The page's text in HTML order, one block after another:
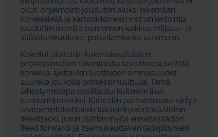
ollut, ohjelmointi jouduttiin aluksi tekemään
konekielellä ja kartonkikoneen instrumentointia
jouduttiin monilta osin ennen kaikkea mittaus- ja
säätötarkkuuksien parantamiseksi uusimaan.
Kokeilut aloitettiin kokonaisvaltaisten
prosessimallien rakentelulla tavoitteena selittää
koneella ajettavien tuotteiden ominaisuudet
suurella joukolla prosessimuuttujia. Tämä
lähestymistapa osoittautui kuitenkin liian
kunnianhimoiseksi. Katsottiin parhaimmaksi siirtyä
osatoimintokohtaisiin takaisinkytkentäsäätöihin
(feedback), joihin lisättiin myös ennaltasäädön
(feed forward) ja itsemukauttavan (adaptiivisen)